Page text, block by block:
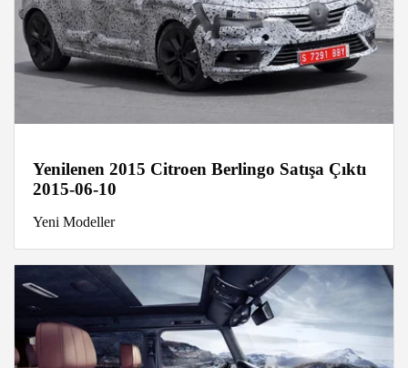
Yenilenen 2015 Citroen Berlingo Satışa Çıktı
2015-06-10
Yeni Modeller